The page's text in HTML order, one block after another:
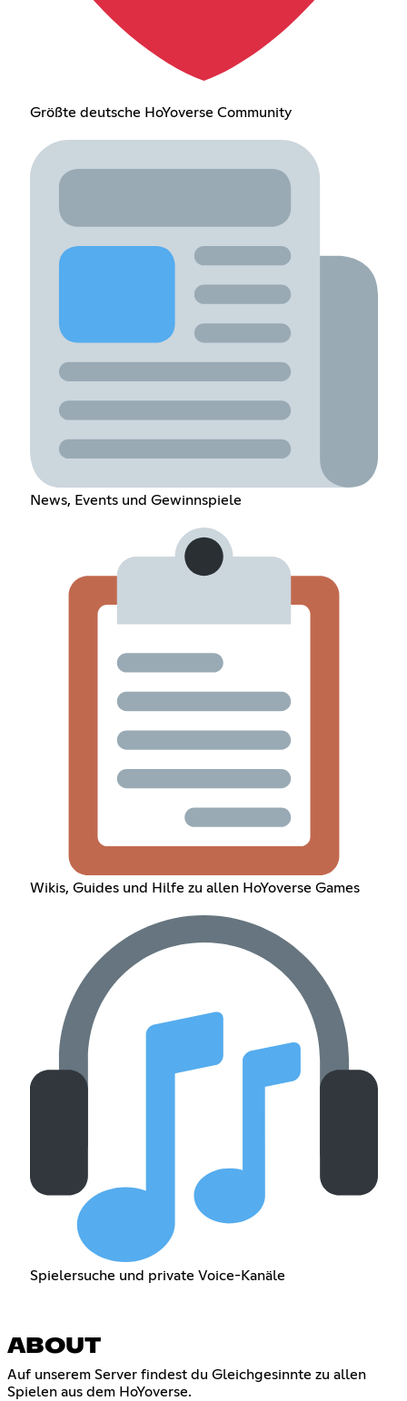
Größte deutsche HoYoverse Community
News, Events und Gewinnspiele
Wikis, Guides und Hilfe zu allen HoYoverse Games
Spielersuche und private Voice-Kanäle
ABOUT
Auf unserem Server findest du Gleichgesinnte zu allen
Spielen aus dem HoYoverse.